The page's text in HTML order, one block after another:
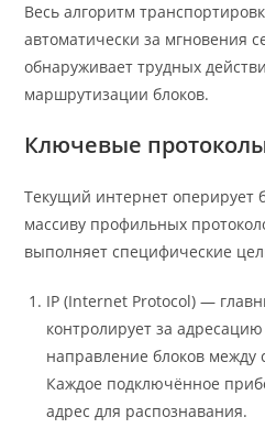
Весь алгоритм
автоматически за мгновения
обнаруживает трудных
маршрутизации блоков.
Ключевые
Текущий интернет оперирует
массиву профильных
выполняет специфические
IP (Internet Protocol) —
контролирует за
направление блоков между
Каждое подключённое
адрес для распознавания.